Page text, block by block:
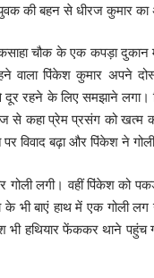
की बहन से धीरज कुमार
चौक के एक कपड़ा दुकान
वाला पिंकेश कुमार अपने
दूर रहने के लिए समझाने लगा।
से कहा प्रेम प्रसंग को खत्म
पर विवाद बढ़ा और पिंकेश ने
गोली लगी। वहीं पिंकेश को
के भी बाएं हाथ में एक गोली
भी हथियार फेंककर थाने पहुंच